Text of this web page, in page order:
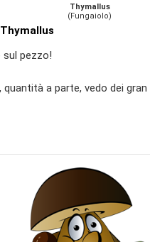
Thymallus
(Fungaiolo)
Thymallus
sul pezzo!
quantità a parte, vedo dei gran